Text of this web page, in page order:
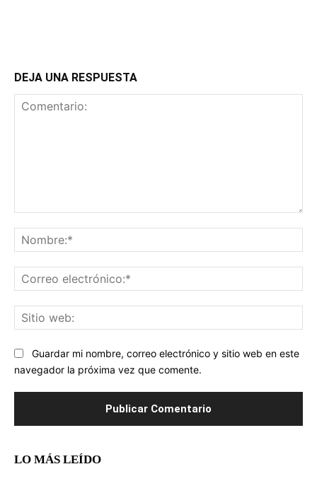
DEJA UNA RESPUESTA
Guardar mi nombre, correo electrónico y sitio web en este
navegador la próxima vez que comente.
LO MÁS LEÍDO